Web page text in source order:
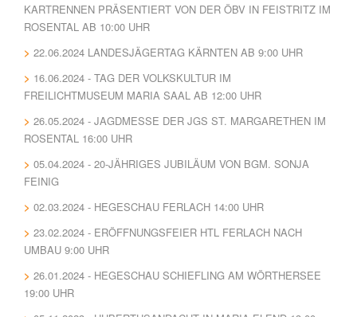
KARTRENNEN PRÄSENTIERT VON DER ÖBV IN FEISTRITZ IM
ROSENTAL AB 10:00 UHR
22.06.2024 LANDESJÄGERTAG KÄRNTEN AB 9:00 UHR
16.06.2024 - TAG DER VOLKSKULTUR IM
FREILICHTMUSEUM MARIA SAAL AB 12:00 UHR
26.05.2024 - JAGDMESSE DER JGS ST. MARGARETHEN IM
ROSENTAL 16:00 UHR
05.04.2024 - 20-JÄHRIGES JUBILÄUM VON BGM. SONJA
FEINIG
02.03.2024 - HEGESCHAU FERLACH 14:00 UHR
23.02.2024 - ERÖFFNUNGSFEIER HTL FERLACH NACH
UMBAU 9:00 UHR
26.01.2024 - HEGESCHAU SCHIEFLING AM WÖRTHERSEE
19:00 UHR